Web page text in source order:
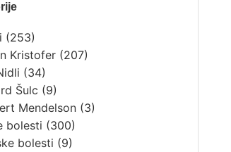
(253)
Kristofer(207)
(34)
Šulc (9)
Mendelson(3)
bolesti (300)
bolesti (9)